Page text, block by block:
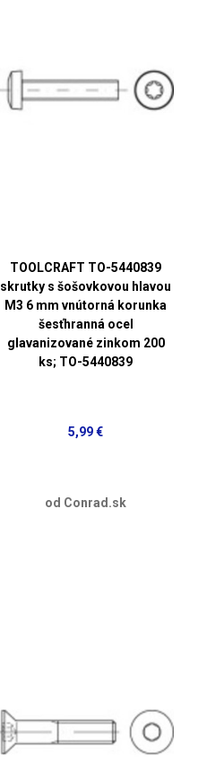
TOOLCRAFT TO-5440839
skrutky s šošovkovou hlavou
M3 6 mm vnútorná korunka
šesťhranná ocel
glavanizované zinkom 200
ks; TO-5440839
5,99 €
od Conrad.sk